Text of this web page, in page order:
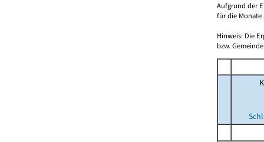
Aufgrund der
für die Monate
Hinweis: Die
bzw.